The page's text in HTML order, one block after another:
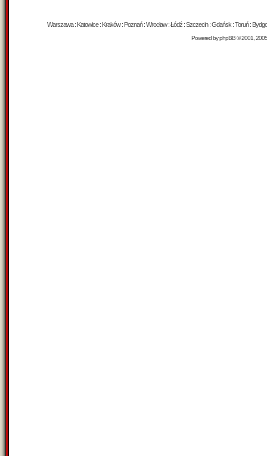
Warszawa : Katowice : Kraków : Poznań : Wrocław : Łódź : Szczecin : Gdańsk : Toruń :
Powered byphpBB© 2001,